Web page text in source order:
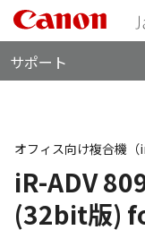
サポート
iR-ADV
(32bit版)
オフィス向け複合機（